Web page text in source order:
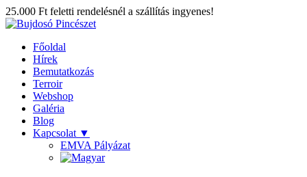
25.000 Ft feletti rendelésnél a szállítás ingyenes!
Főoldal
Hírek
Bemutatkozás
Terroir
Webshop
Galéria
Blog
Kapcsolat ▼
EMVA Pályázat